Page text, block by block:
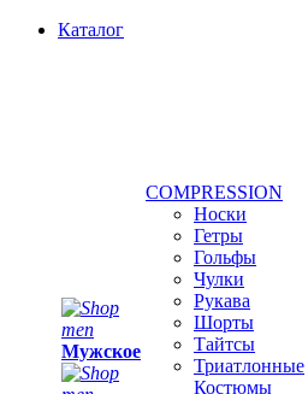
Каталог
Мужское
COMPRESSION
Носки
Гетры
Гольфы
Чулки
Рукава
Шорты
Тайтсы
Триатлонные
Костюмы